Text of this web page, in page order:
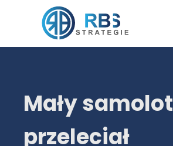
Mały samolot
przeleciał